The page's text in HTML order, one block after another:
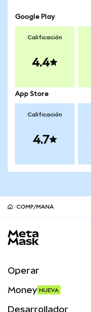
Google Play
Calificación
4.4
App Store
Calificación
4.7
COMP/MANA
Operar
Money NUEVA
Desarrollador